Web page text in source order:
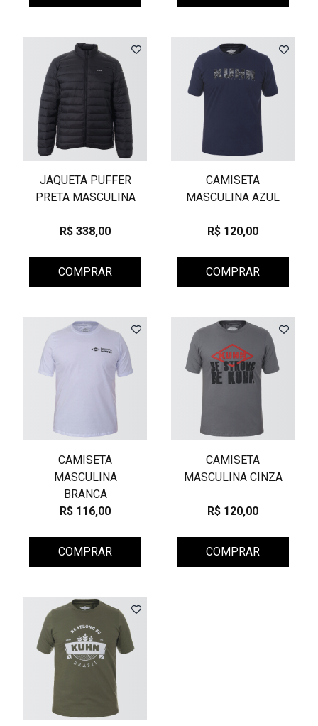
JAQUETA PUFFER
PRETA MASCULINA
R$ 338,00
COMPRAR
CAMISETA
MASCULINA AZUL
R$ 120,00
COMPRAR
CAMISETA
MASCULINA
BRANCA
R$ 116,00
COMPRAR
CAMISETA
MASCULINA CINZA
R$ 120,00
COMPRAR